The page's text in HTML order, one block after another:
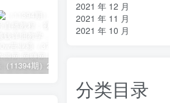
2021 年 12 月
2021 年 11 月
2021 年 10 月
分类目录